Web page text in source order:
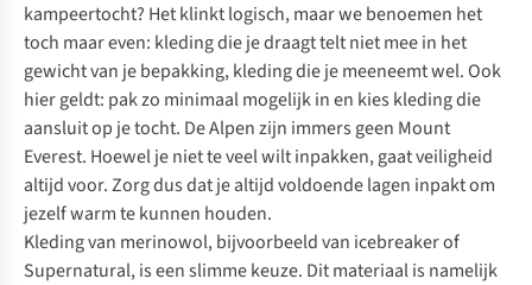
kampeertocht? Het klinkt logisch, maar we benoemen het
toch maar even: kleding die je draagt telt niet mee in het
gewicht van je bepakking, kleding die je meeneemt wel. Ook
hier geldt: pak zo minimaal mogelijk in en kies kleding die
aansluit op je tocht. De Alpen zijn immers geen Mount
Everest. Hoewel je niet te veel wilt inpakken, gaat veiligheid
altijd voor. Zorg dus dat je altijd voldoende lagen inpakt om
jezelf warm te kunnen houden.
Kleding van merinowol, bijvoorbeeld van icebreakerof
Supernatural, is een slimme keuze. Dit materiaal is namelijk